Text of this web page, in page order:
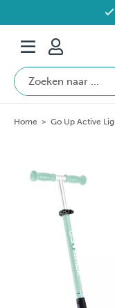
Gratis
Home > Go Up Active